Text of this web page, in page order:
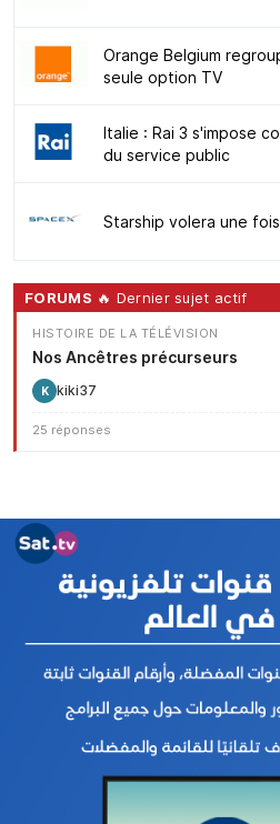
Orange Belgium
seule option TV
Italie : Rai 3 s'impose
du service public
Starship volera une
FORUMS 🔥 Dernier sujet actif
HISTOIRE DE LA TÉLÉVISION
Nos Ancêtres précurseurs
K kiki37
25 réponses